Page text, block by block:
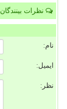
نظرات
نام:
ایمیل:
نظر: